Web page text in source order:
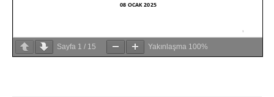
Sayfa 1 / 15 Yakınlaşma 100%